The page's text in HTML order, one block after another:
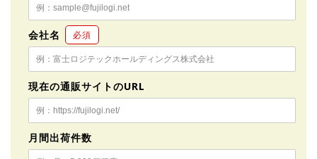
会社名 必須
現在の通販サイトのURL
月間出荷件数